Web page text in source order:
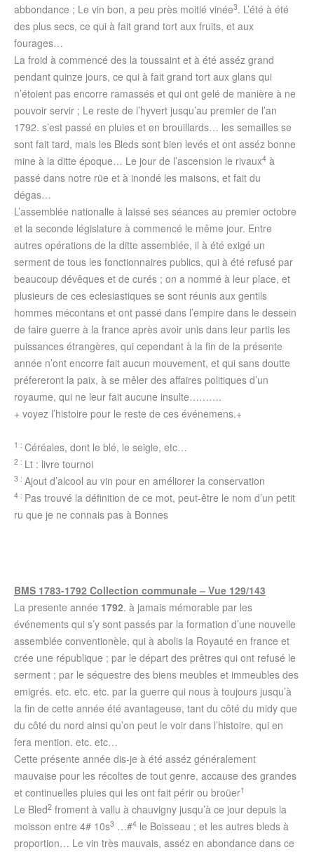
abbondance ; Le vin bon, a peu près moitié vinée3. L’été à été
des plus secs, ce qui à fait grand tort aux fruits, et aux
fourages…
La froid à commencé des la toussaint et à été asséz grand
pendant quinze jours, ce qui à fait grand tort aux glans qui
n’étoient pas encorre ramassés et qui ont gelé de manière à ne
pouvoir servir ; Le reste de l’hyvert jusqu’au premier de l’an
1792. s’est passé en pluies et en brouillards… les semailles se
sont fait tard, mais les Bleds sont bien levés et ont asséz bonne
mine à la ditte époque… Le jour de l’ascension le rivaux4 à
passé dans notre rüe et à inondé les maisons, et fait du
dégas…
L’assemblée nationalle à laissé ses séances au premier octobre
et la seconde législature à commencé le même jour. Entre
autres opérations de la ditte assemblée, il à été exigé un
serment de tous les fonctionnaires publics, qui à été refusé par
beaucoup dévêques et de curés ; on a nommé à leur place, et
plusieurs de ces eclesiastiques se sont réunis aux gentils
hommes mécontans et ont passé dans l’empire dans le dessein
de faire guerre à la france après avoir unis dans leur partis les
puissances étrangères, qui cependant à la fin de la présente
année n’ont encorre fait aucun mouvement, et qui sans doutte
préfereront la paix, à se mêler des affaires politiques d’un
royaume, qui ne leur fait aucune insulte……….
+ voyez l’histoire pour le reste de ces événemens.+
1 : Céréales, dont le blé, le seigle, etc…
2 : Lt : livre tournoi
3 : Ajout d’alcool au vin pour en améliorer la conservation
4 : Pas trouvé la définition de ce mot, peut-être le nom d’un petit
ru que je ne connais pas à Bonnes
BMS 1783-1792 Collection communale – Vue 129/143
La presente année 1792. à jamais mémorable par les
événements qui s’y sont passés par la formation d’une nouvelle
assemblée conventionèle, qui à abolis la Royauté en france et
crée une république ; par le départ des prêtres qui ont refusé le
serment ; par le séquestre des biens meubles et immeubles des
emigrés. etc. etc. etc. par la guerre qui nous à toujours jusqu’à
la fin de cette année été avantageuse, tant du côté du midy que
du côté du nord ainsi qu’on peut le voir dans l’histoire, qui en
fera mention. etc. etc…
Cette présente année dis-je à été asséz généralement
mauvaise pour les récoltes de tout genre, accause des grandes
et continuelles pluies qui les ont fait périr ou broüer1
Le Bled2 froment à vallu à chauvigny jusqu’à ce jour depuis la
moisson entre 4# 10s3 …#4 le Boisseau ; et les autres bleds à
proportion… Le vin très mauvais, asséz en abondance dans ce